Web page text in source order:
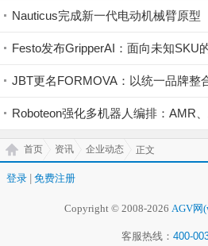
Nauticus完成新一代电动机械臂原型
Festo发布GripperAI：面向未知SKU
首页 资讯 企业动态 正文
登录 | 免费注册
Copyright © 2008-2026 AGV网
客服热线： 400-